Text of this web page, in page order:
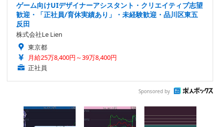
ゲーム向けUIデザイナーアシスタント・クリエイティブ志望
歓迎・「正社員/育休実績あり」・未経験歓迎・品川区東五
反田
株式会社Le Lien
東京都
月給25万8,400円～39万8,400円
正社員
Sponsored by